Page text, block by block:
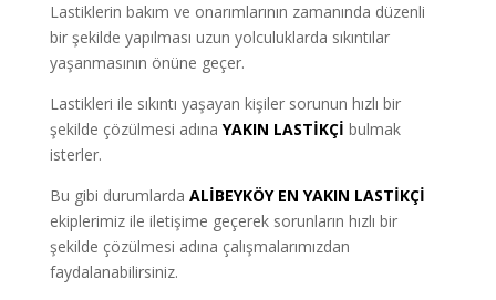
Lastiklerin bakım ve onarımlarının zamanında düzenli
bir şekilde yapılması uzun yolculuklarda sıkıntılar
yaşanmasının önüne geçer.
Lastikleri ile sıkıntı yaşayan kişiler sorunun hızlı bir
şekilde çözülmesi adına YAKIN LASTİKÇİ bulmak
isterler.
Bu gibi durumlarda ALİBEYKÖY EN YAKIN LASTİKÇİ
ekiplerimiz ile iletişime geçerek sorunların hızlı bir
şekilde çözülmesi adına çalışmalarımızdan
faydalanabilirsiniz.